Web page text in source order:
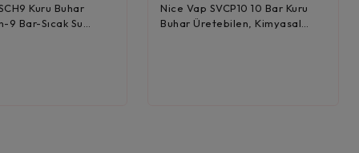
Kuru Buhar
9 Bar-Sıcak Su
Nice Vap SVCP10 10 Bar Kuru
Buhar Üretebilen, Kimyasal